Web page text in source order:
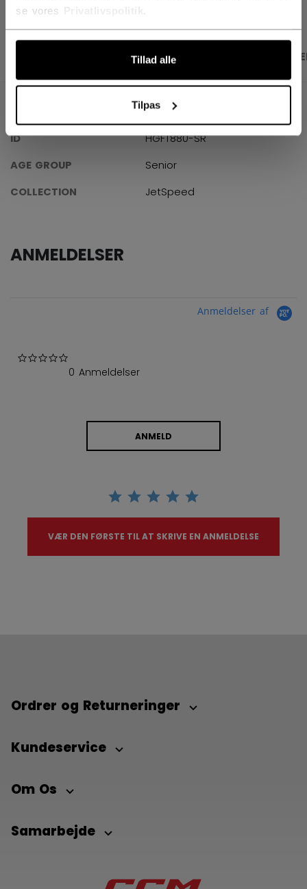
se vores
Tillad alle
Tilpas
SPECIFIKATIONER
SPECIFIKATIONER
ID
HGFT880-SR
AGE GROUP
Senior
COLLECTION
JetSpeed
ANMELDELSER
Anmeldelser af
0 Anmeldelser
ANMELD
VÆR DEN FØRSTE TIL AT SKRIVE EN ANMELDELSE
Ordrer og Returneringer
Kundeservice
Om Os
Samarbejde